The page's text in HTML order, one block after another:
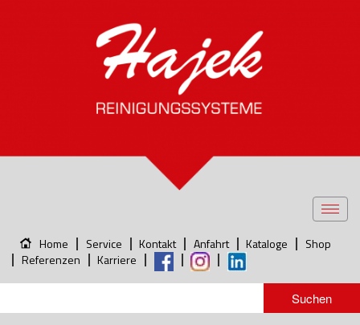
Home Service Kontakt Anfahrt Kataloge
Shop
Referenzen
Karriere